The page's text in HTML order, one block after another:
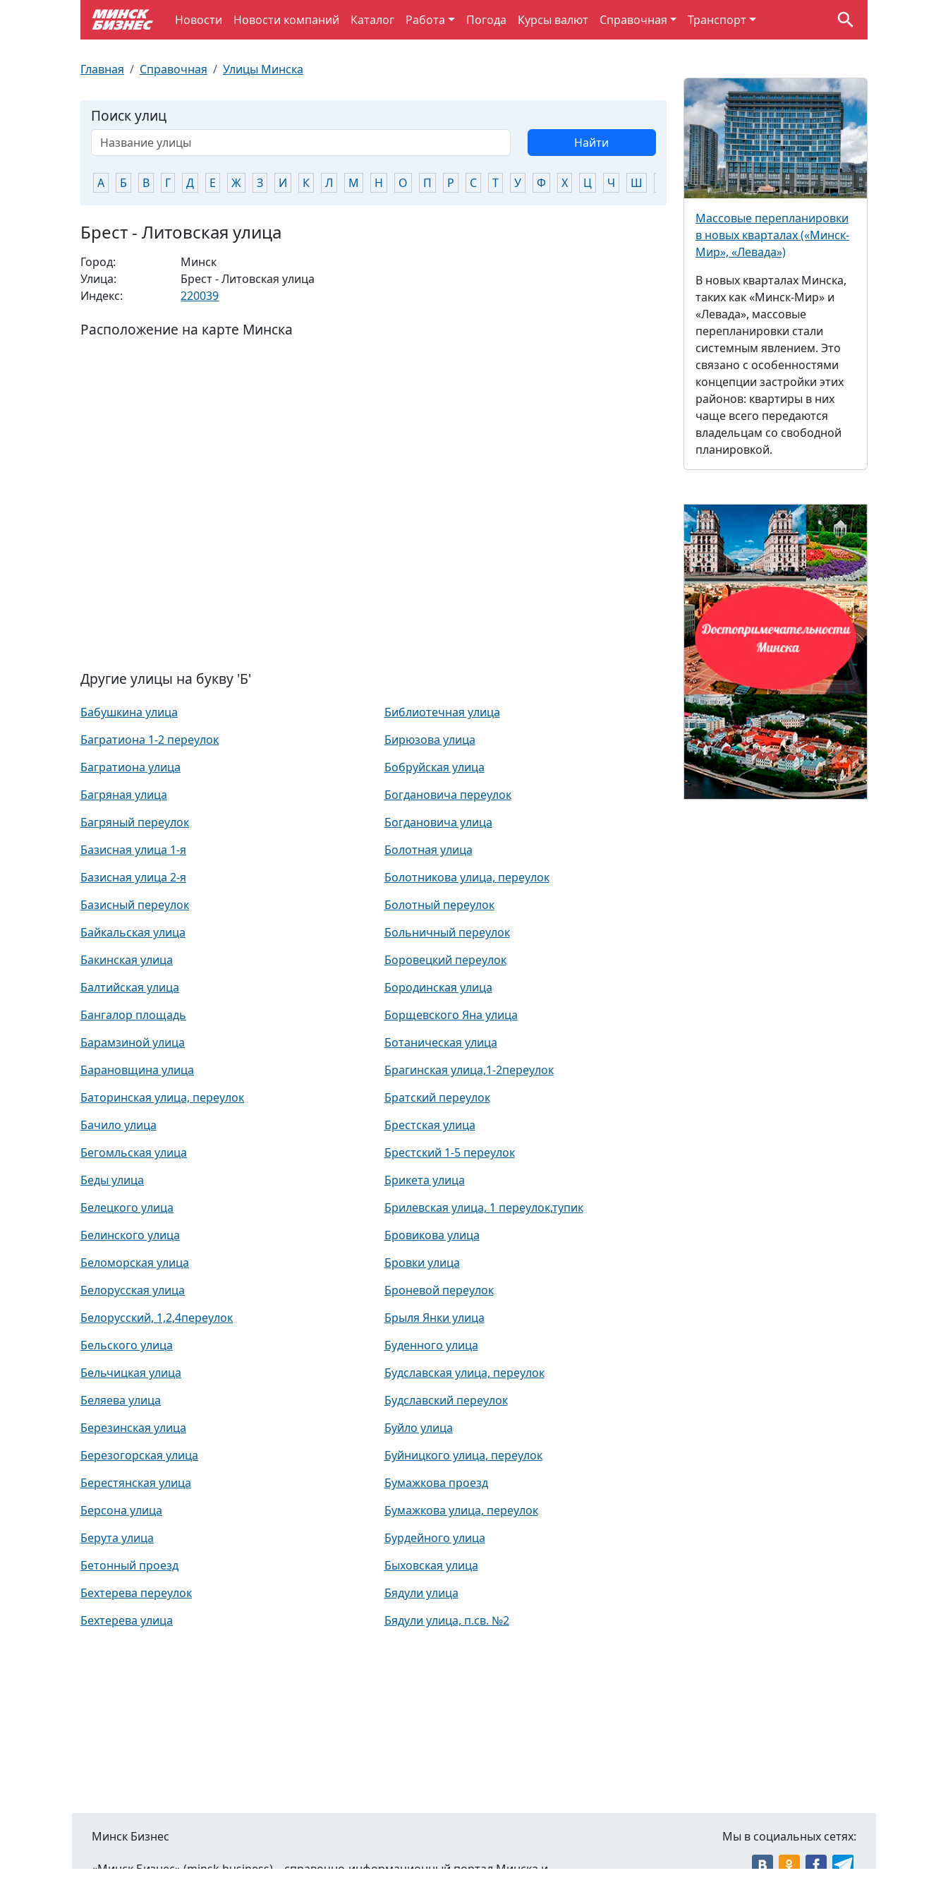
Новости Новости компаний Каталог Работа Погода Курсы валют Справочная Транспорт
Главная Справочная Улицы Минска
Поиск улиц
Найти
А Б В Г Д Е Ж З И К Л М Н О П Р С Т У Ф Х Ц Ч Ш Ю Я
Брест - Литовская улица
Город:
Минск
Улица:
Брест - Литовская улица
Индекс:
220039
Расположение на карте Минска
Другие улицы на букву 'Б'
Бабушкина улица
Багратиона 1-2 переулок
Багратиона улица
Багряная улица
Багряный переулок
Базисная улица 1-я
Базисная улица 2-я
Базисный переулок
Байкальская улица
Бакинская улица
Балтийская улица
Бангалор площадь
Барамзиной улица
Барановщина улица
Баторинская улица, переулок
Бачило улица
Бегомльская улица
Беды улица
Белецкого улица
Белинского улица
Беломорская улица
Белорусская улица
Белорусский, 1,2,4переулок
Бельского улица
Бельчицкая улица
Беляева улица
Березинская улица
Березогорская улица
Берестянская улица
Берсона улица
Берута улица
Бетонный проезд
Бехтерева переулок
Бехтерева улица
Библиотечная улица
Бирюзова улица
Бобруйская улица
Богдановича переулок
Богдановича улица
Болотная улица
Болотникова улица, переулок
Болотный переулок
Больничный переулок
Боровецкий переулок
Бородинская улица
Борщевского Яна улица
Ботаническая улица
Брагинская улица,1-2переулок
Братский переулок
Брестская улица
Брестский 1-5 переулок
Брикета улица
Брилевская улица, 1 переулок,тупик
Бровикова улица
Бровки улица
Броневой переулок
Брыля Янки улица
Буденного улица
Будславская улица, переулок
Будславский переулок
Буйло улица
Буйницкого улица, переулок
Бумажкова проезд
Бумажкова улица, переулок
Бурдейного улица
Быховская улица
Бядули улица
Бядули улица, п.св. №2
Массовые перепланировки
в новых кварталах («Минск-
Мир», «Левада»)
В новых кварталах Минска,
таких как «Минск-Мир» и
«Левада», массовые
перепланировки стали
системным явлением. Это
связано с особенностями
концепции застройки этих
районов: квартиры в них
чаще всего передаются
владельцам со свободной
планировкой.
Минск Бизнес
«Минск Бизнес» (minsk.business) – справочно-информационный портал Минска и
Мы в социальных сетях:
Почтовые индексы
Документы для ЗАГСа